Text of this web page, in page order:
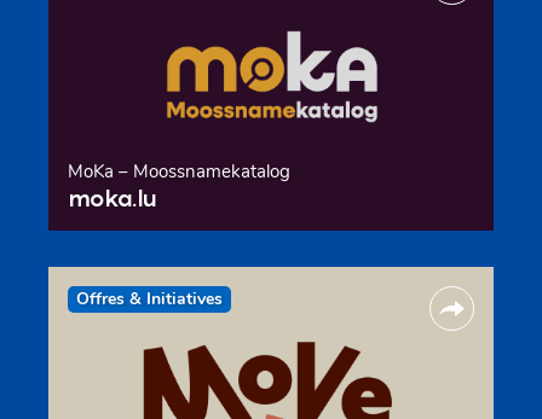
MoKa – Moossnamekatalog
moka.lu
Offres & Initiatives